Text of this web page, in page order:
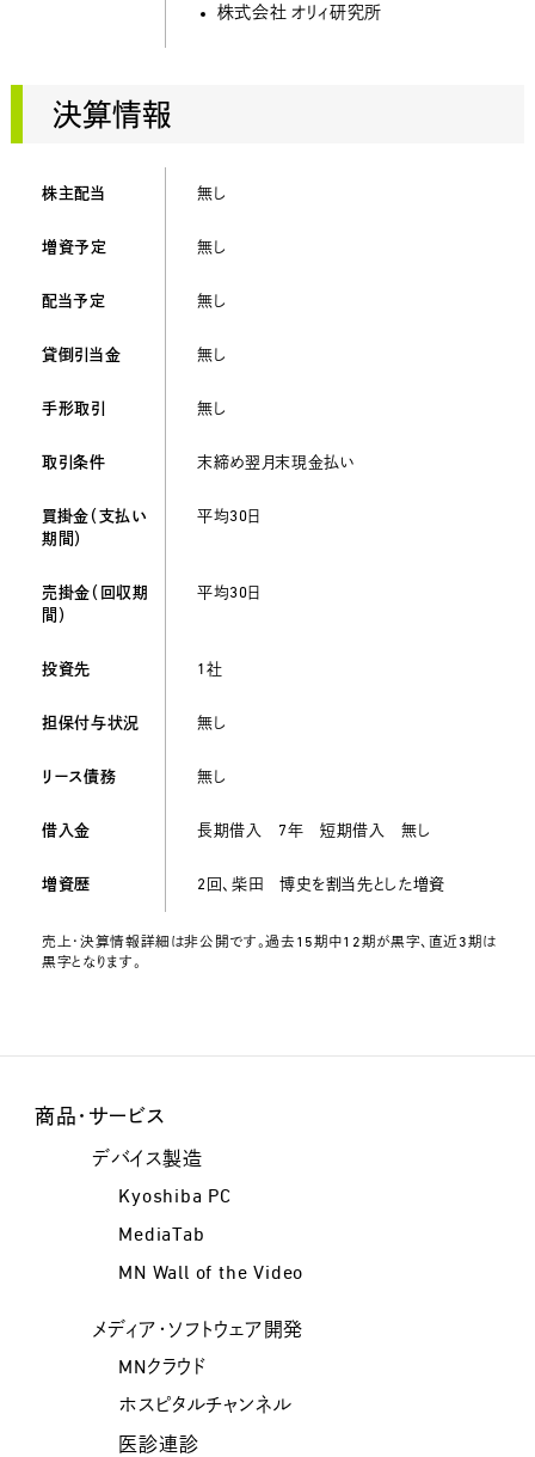
株式会社 オリィ研究所
決算情報
株主配当 無し
増資予定 無し
配当予定 無し
貸倒引当金 無し
手形取引 無し
取引条件 末締め翌月末現金払い
買掛金（支払い
期間）
平均30日
売掛金（回収期
間）
平均30日
投資先 1社
担保付与状況 無し
リース債務 無し
借入金 長期借入 7年 短期借入 無し
増資歴 2回、柴田 博史を割当先とした増資
売上・決算情報詳細は非公開です。過去15期中12期が黒字、直近3期は
黒字となります。
商品・サービス
デバイス製造
Kyoshiba PC
MediaTab
MN Wall of the Video
メディア・ソフトウェア開発
MNクラウド
ホスピタルチャンネル
医診連診